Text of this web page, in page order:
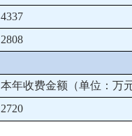
4337
2808
本年收费金额（单位：万
2720